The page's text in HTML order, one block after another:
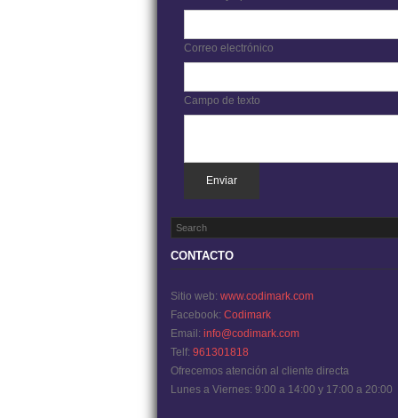
Correo electrónico
Campo de texto
Enviar
CONTACTO
Sitio web: www.codimark.com
Facebook: Codimark
Email: info@codimark.com
Telf: 961301818
Ofrecemos atención al cliente directa
Lunes a Viernes: 9:00 a 14:00 y 17:00 a 20:00